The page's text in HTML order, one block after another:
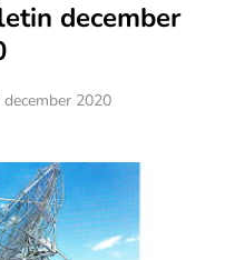
december
december 2020